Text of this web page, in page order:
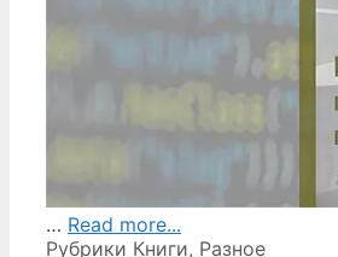
… Read more...
Рубрики Книги, Разное